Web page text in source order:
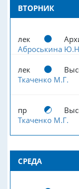
ВТОРНИК
лек
Аброськина
лек
Ткаченко М.Г.
пр
Ткаченко М.Г.
СРЕДА